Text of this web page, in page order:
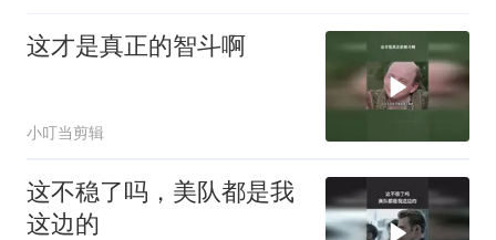
这才是真正的智斗啊
小叮当剪辑
这不稳了吗，美队都是我
这边的